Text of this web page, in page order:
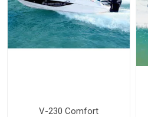
V-230 Comfort